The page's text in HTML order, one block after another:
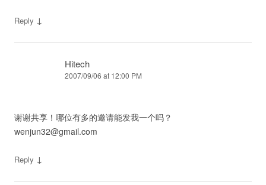
Reply ↓
Hitech
2007/09/06 at 12:00 PM
谢谢共享！哪位有多的邀请能发我一个吗？
wenjun32@gmail.com
Reply ↓